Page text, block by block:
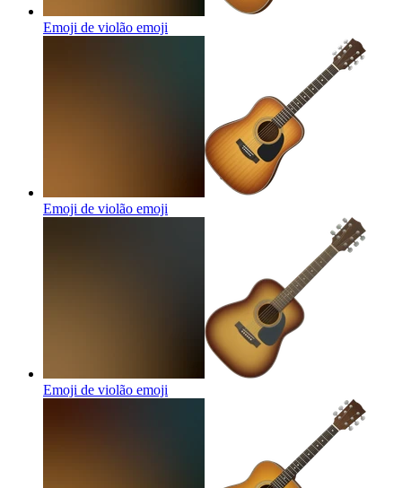
Emoji de violão emoji
Emoji de violão emoji
Emoji de violão emoji